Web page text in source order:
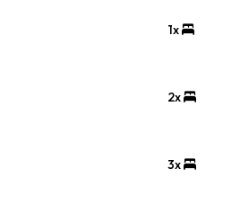
1x
2x
3x